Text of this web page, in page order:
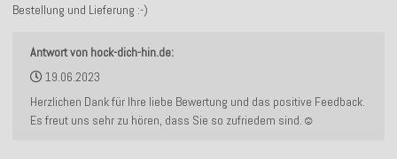
Bestellung und Lieferung :-)
Antwort von hock-dich-hin.de:
19.06.2023
Herzlichen Dank für Ihre liebe Bewertung und das positive Feedback.
Es freut uns sehr zu hören, dass Sie so zufriedem sind.☺️